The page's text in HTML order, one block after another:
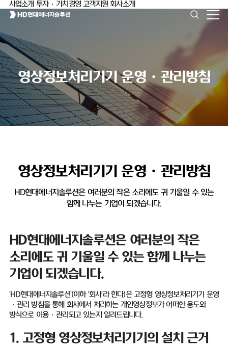
사업소개 투자·가치경영 고객지원 회사소개
영상정보처리기기 운영ㆍ관리방침
영상정보처리기기 운영ㆍ관리방침
HD현대에너지솔루션은 여러분의 작은 소리에도 귀 기울일 수 있는
함께 나누는 기업이 되겠습니다.
HD현대에너지솔루션은 여러분의 작은
소리에도 귀 기울일 수 있는 함께 나누는
기업이 되겠습니다.
'HD현대에너지솔루션'(이하'회사'라 한다)은 고정형 영상정보처리기기 운영
· 관리 방침을 통해 회사에서 처리하는 개인영상정보가 어떠한 용도와
방식으로 이용·관리되고 있는지 알려드립니다.
1. 고정형 영상정보처리기기의 설치 근거